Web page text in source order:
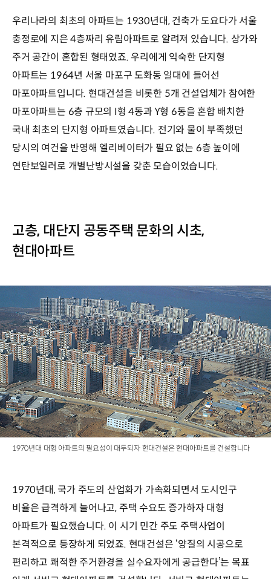
우리나라의 최초의 아파트는 1930년대, 건축가 도요다가 서울
충정로에 지은 4층짜리 유림아파트로 알려져 있습니다. 상가와
주거 공간이 혼합된 형태였죠. 우리에게 익숙한 단지형
아파트는 1964년 서울 마포구 도화동 일대에 들어선
마포아파트입니다. 현대건설을 비롯한 5개 건설업체가 참여한
마포아파트는 6층 규모의 I형 4동과 Y형 6동을 혼합 배치한
국내 최초의 단지형 아파트였습니다. 전기와 물이 부족했던
당시의 여건을 반영해 엘리베이터가 필요 없는 6층 높이에
연탄보일러로 개별난방시설을 갖춘 모습이었습니다.
고층, 대단지 공동주택 문화의 시초,
현대아파트
1970년대 대형 아파트의 필요성이 대두되자 현대건설은 현대아파트를 건설합니다
1970년대, 국가 주도의 산업화가 가속화되면서 도시인구
비율은 급격하게 늘어나고, 주택 수요도 증가하자 대형
아파트가 필요했습니다. 이 시기 민간 주도 주택사업이
본격적으로 등장하게 되었죠. 현대건설은 ‘양질의 시공으로
편리하고 쾌적한 주거환경을 실수요자에게 공급한다’는 목표